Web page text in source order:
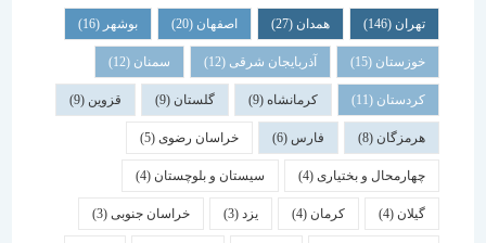
همدان اصفهان (20) بوشهر
خوزستان(15) آذربایجان شرقی(12) سمنان (12)
کردستان(11) کرمانشاه(9) گلستان (9) قزوین
هرمزگان(8) فارس خراسان رضوی(5)
چهارمحال و بختیاری (4) سیستان و بلوچستان(4)
کرمان یزد خراسان جنوبی(3)